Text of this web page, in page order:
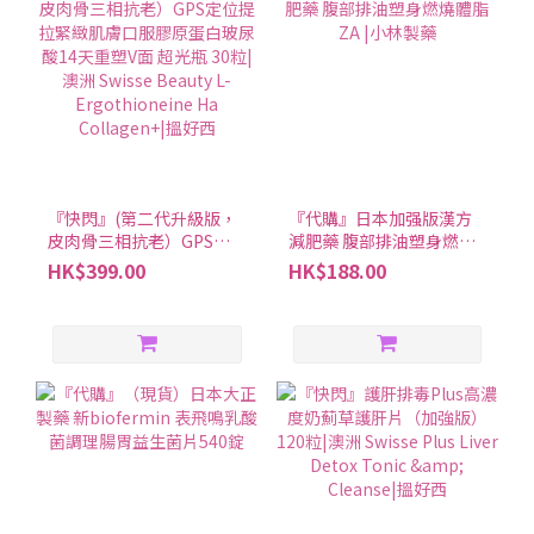
『快閃』(第二代升級版，
皮肉骨三相抗老）GPS定
位提拉緊緻肌膚口服膠原
蛋白玻尿酸14天重塑V面
Beauty L-Ergothioneine
Ha Collagen+|搵好西
HK$399.00
『代購』日本加强版漢方
減肥藥 腹部排油塑身燃燒
體脂ZA |小林製藥
HK$188.00